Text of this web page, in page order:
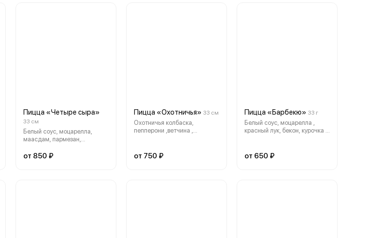
Пицца «Четыре сыра»
33 см
Белый соус, моцарелла,
маасдам, пармезан,
от 850 ₽
Пицца «Охотничья» 33 см
Охотничья колбаска,
пепперони ,ветчина ,
от 750 ₽
Пицца «Барбекю» 33 г
Белый соус, моцарелла ,
красный лук, бекон, курочка ,
от 650 ₽